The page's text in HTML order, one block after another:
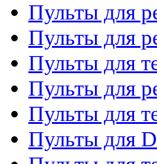
Пульты для
Пульты для
Пульты для
Пульты для
Пульты для
Пульты для